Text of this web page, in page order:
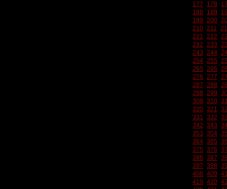
177
178
188
189
199 200
210 211
221 222
232 233
243 244
254 255
265 266
276 277
287 288
298 299
309 310
320 321
331 332
342 343
353 354
364 365
375 376
386 387
397 398
408 409
419 420